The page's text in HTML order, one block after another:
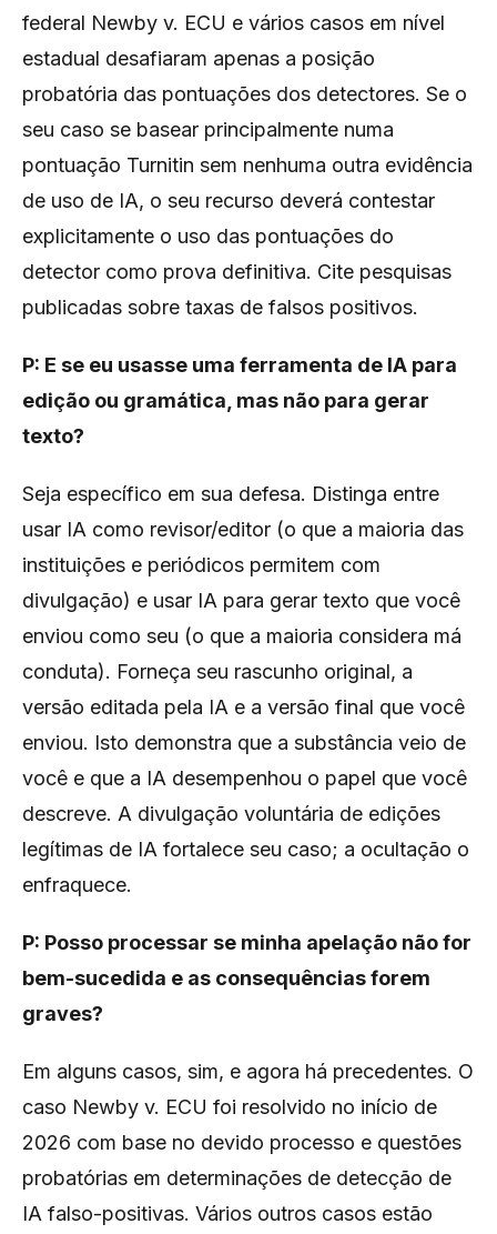
federal Newby v. ECU e vários casos em nível
estadual desafiaram apenas a posição
probatória das pontuações dos detectores. Se o
seu caso se basear principalmente numa
pontuação Turnitin sem nenhuma outra evidência
de uso de IA, o seu recurso deverá contestar
explicitamente o uso das pontuações do
detector como prova definitiva. Cite pesquisas
publicadas sobre taxas de falsos positivos.
P: E se eu usasse uma ferramenta de IA para
edição ou gramática, mas não para gerar
texto?
Seja específico em sua defesa. Distinga entre
usar IA como revisor/editor (o que a maioria das
instituições e periódicos permitem com
divulgação) e usar IA para gerar texto que você
enviou como seu (o que a maioria considera má
conduta). Forneça seu rascunho original, a
versão editada pela IA e a versão final que você
enviou. Isto demonstra que a substância veio de
você e que a IA desempenhou o papel que você
descreve. A divulgação voluntária de edições
legítimas de IA fortalece seu caso; a ocultação o
enfraquece.
P: Posso processar se minha apelação não for
bem-sucedida e as consequências forem
graves?
Em alguns casos, sim, e agora há precedentes. O
caso Newby v. ECU foi resolvido no início de
2026 com base no devido processo e questões
probatórias em determinações de detecção de
IA falso-positivas. Vários outros casos estão